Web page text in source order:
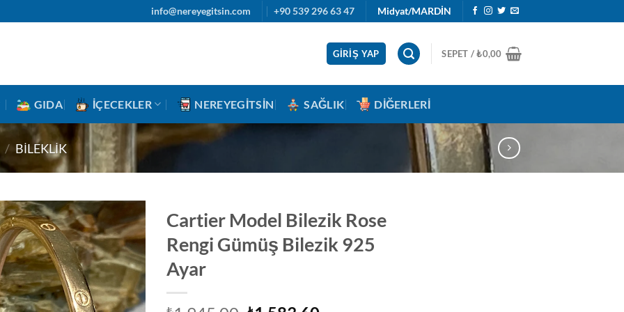
info@nereyegitsin.com +90 539 296 63 47 Midyat/MARDİN
GIRIŞ YAP SEPET /₺0,00
GIDA İÇECEKLER NEREYEGITSIN SAĞLIK DIĞERLERI
/ BILEKLIK
Cartier Model Bilezik Rose
Rengi Gümüş Bilezik 925
Ayar